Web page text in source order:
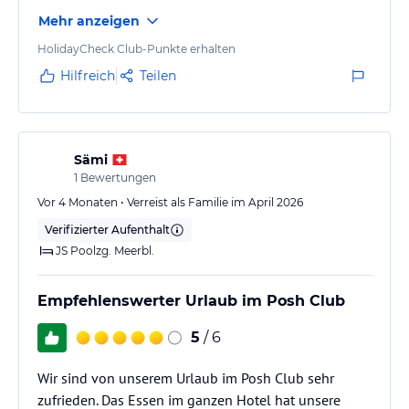
Executive-Pool-Suiten und eine opulente Royal-Suite.
Gastronomie im Hotel
Erleben Sie kulinarische Köstlichkeiten im internationalen
Darüber hinaus beherbergt das Resort 12 Bars und Cafés, darunter
Posh Club Lounge und eine 24-Stunden-Lobbybar.
Sport und Unterhaltung
Genießen Sie eine große Auswahl an Pools mit dem Kids Pool,
Oasis Pool und Insula Pool. Der Sandstrand, welcher an einem der
besten Orte am Roten Meer gelegen ist und ein einzigartiges
Der Royal Pool und der Royal Jacuzzi Pool mit ihrer königlichen
Mehr anzeigen
HolidayCheck Club-Punkte erhalten
Hilfreich Teilen
Sämi
1 Bewertungen
Vor 4 Monaten • Verreist als Familie im April 2026
Verifizierter Aufenthalt
JS Poolzg. Meerbl.
Empfehlenswerter Urlaub im Posh Club
5 / 6
Wir sind von unserem Urlaub im Posh Club sehr
zufrieden. Das Essen im ganzen Hotel hat unsere